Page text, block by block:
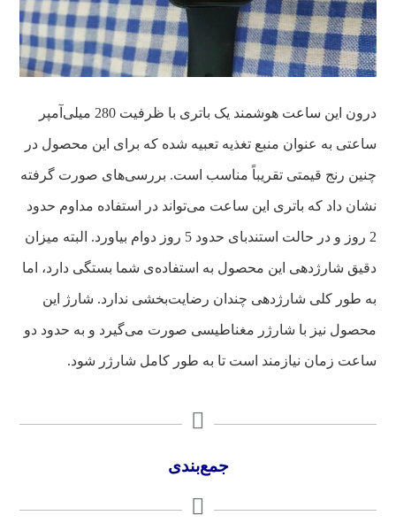
درون این ساعت هوشمند یک باتری با ظرفیت 280 میلی‌آمپر
ساعتی به عنوان منبع تغذیه تعبیه شده که برای این محصول در
چنین رنج قیمتی تقریباً مناسب است. بررسی‌های صورت گرفته
نشان داد که باتری این ساعت می‌تواند در استفاده مداوم حدود
2 روز و در حالت استندبای حدود 5 روز دوام بیاورد. البته میزان
دقیق شارژدهی این محصول به استفاده‌ی شما بستگی دارد، اما
به طور کلی شارژدهی چندان رضایت‌بخشی ندارد. شارژ این
محصول نیز با شارژر مغناطیسی صورت می‌گیرد و به حدود دو
ساعت زمان نیازمند است تا به طور کامل شارژر شود.
جمع‌بندی